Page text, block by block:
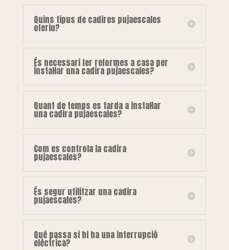
Quins tipus de cadires pujaescales
oferiu?
És necessari fer reformes a casa per
instal·lar una cadira pujaescales?
Quant de temps es tarda a instal·lar
una cadira pujaescales?
Com es controla la cadira
pujaescales?
És segur utilitzar una cadira
pujaescales?
Què passa si hi ha una interrupció
elèctrica?